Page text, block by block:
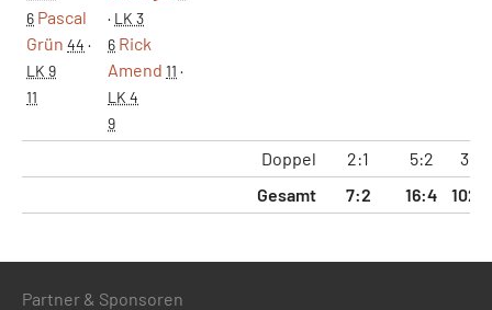
6 Pascal
Grün 44 ·
LK 9
11
· LK 3
6 Rick
Amend 11 ·
LK 4
9
Doppel 2:1 5:2
Gesamt
7:2 16:4
Partner & Sponsoren